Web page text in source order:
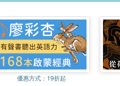
優惠方式： 19折起